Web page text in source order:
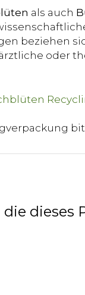
als auch
beziehen
oder
die dieses